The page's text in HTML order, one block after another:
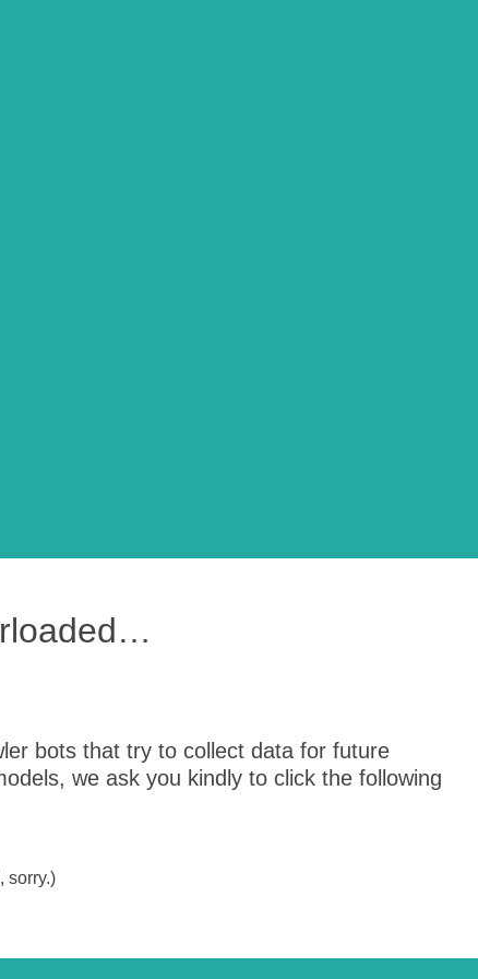
bots that try to collect data for future
we ask you kindly to click the following
sorry.)